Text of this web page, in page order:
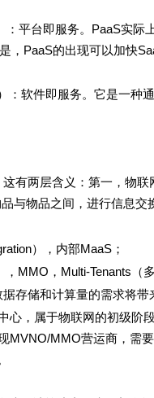
台即服务。PaaS实际
，PaaS的出现可以加快
软件即服务。它是一种
两层含义：第一，物联
与物品之间，进行信息交
），内部MaaS；
MMO，Multi-Tenants（
储和计算量的需求将带
，属于物联网的初级阶
MMO营运商，需要